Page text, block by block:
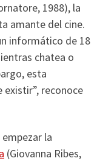
1988), la
amante del cine.
informático de 18
chatea o
esta
reconoce
la
(Giovanna Ribes,